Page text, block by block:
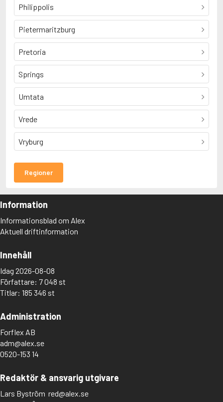
Philippolis
Pietermaritzburg
Pretoria
Springs
Umtata
Vrede
Vryburg
Regioner
Information
Informationsblad om Alex
Aktuell driftinformation
Innehåll
Idag 2026-08-08
Författare: 7 048 st
Titlar: 185 346 st
Administration
Forflex AB
adm@alex.se
0520-153 14
Redaktör & ansvarig utgivare
Lars Byström red@alex.se